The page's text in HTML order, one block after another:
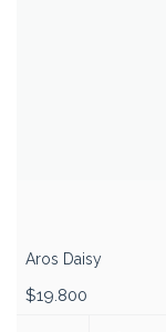
Aros Daisy
$19.800